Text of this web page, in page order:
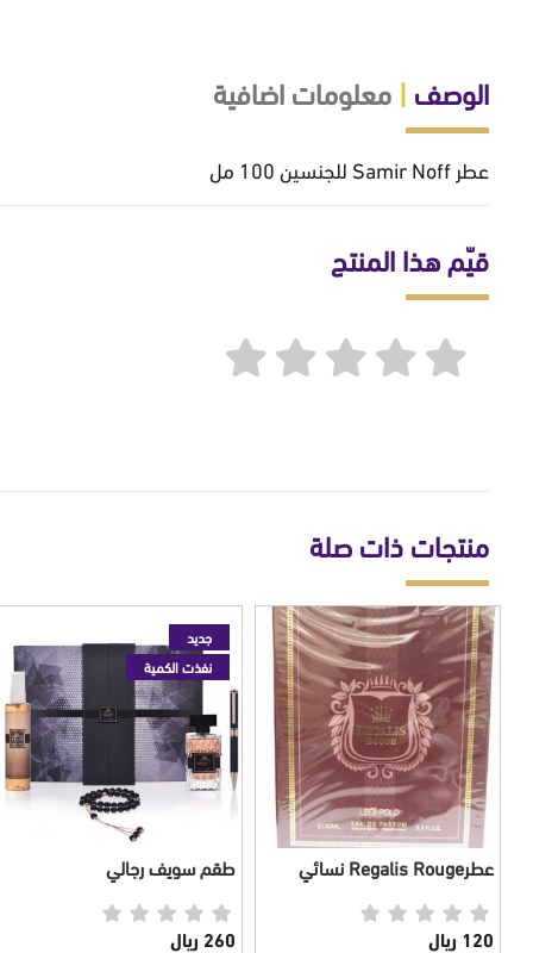
الوصف | معلومات اضافية
عطر Samir Noff للجنسين 100 مل
قيّم هذا المنتج
منتجات ذات صلة
عطرRegalis Rouge نسائي
120 ريال
جديد
نفذت الكمية
طقم سويف رجالي
260 ريال